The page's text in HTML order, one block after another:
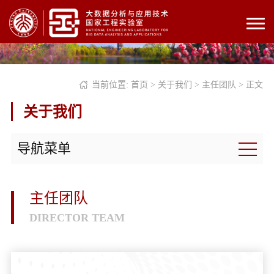
当前位置: 首页 > 关于我们 > 主任团队 > 正文
关于我们
导航菜单
主任团队
DIRECTOR TEAM